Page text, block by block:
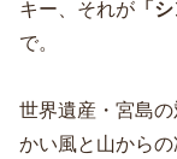
キー、それが 「
で。
世界遺産・宮島
かい風と山からの